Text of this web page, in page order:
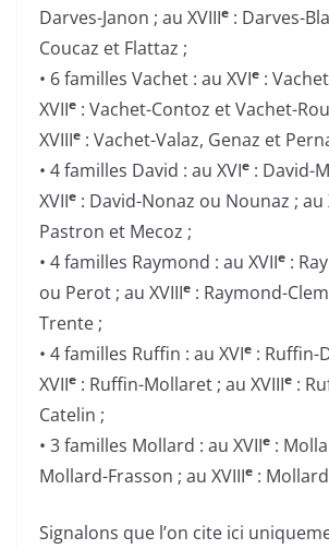
Darves-Janon ; au XVIIIe : Darves-
Coucaz et Flattaz ;
• 6 familles Vachet : au XVIe :
XVIIe : Vachet-Contoz et Vachet-
XVIIIe : Vachet-Valaz, Genaz et
• 4 familles David : au XVIe : David-
XVIIe : David-Nonaz ou Nounaz ; au
Pastron et Mecoz ;
• 4 familles Raymond : au XVIIe :
ou Perot ; au XVIIIe : Raymond-
Trente ;
• 4 familles Ruffin : au XVIe : Ruffin-
XVIIe : Ruffin-Mollaret ; au XVIIIe :
Catelin ;
• 3 familles Mollard : au XVIIe :
Mollard-Frasson ; au XVIIIe :
Signalons que l’on cite ici